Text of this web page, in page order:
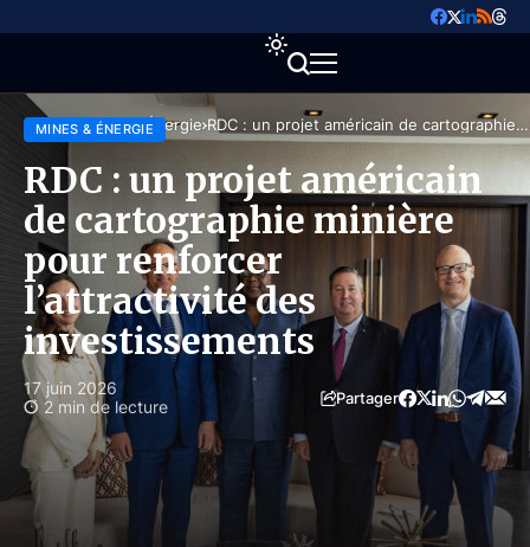
Accueil Mines & Énergie RDC : un projet américain de cartographie
minière pour renforcer l’attractivité des
MINES & ÉNERGIE
RDC : un projet américain
de cartographie minière
pour renforcer
l’attractivité des
investissements
17 juin 2026
2 min de lecture
Partager